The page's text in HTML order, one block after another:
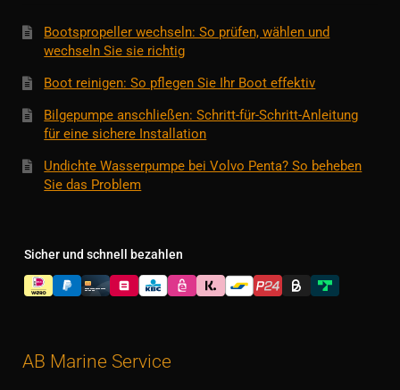
Bootspropeller wechseln: So prüfen, wählen und
wechseln Sie sie richtig
Boot reinigen: So pflegen Sie Ihr Boot effektiv
Bilgepumpe anschließen: Schritt-für-Schritt-Anleitung
für eine sichere Installation
Undichte Wasserpumpe bei Volvo Penta? So beheben
Sie das Problem
Sicher und schnell bezahlen
AB Marine Service